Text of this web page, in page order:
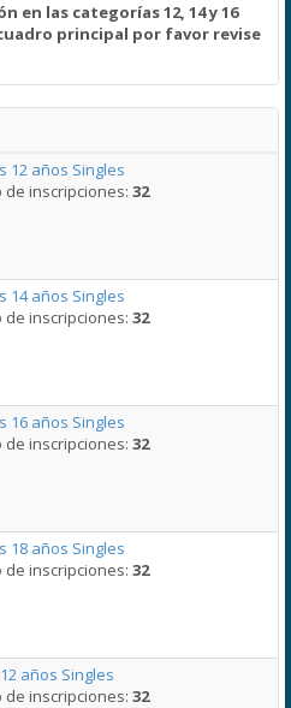
en las categorías 12, 14 y 16
principal por favor revise
12 años Singles
de inscripciones:32
14 años Singles
de inscripciones:32
16 años Singles
de inscripciones:32
18 años Singles
de inscripciones:32
años Singles
de inscripciones:32